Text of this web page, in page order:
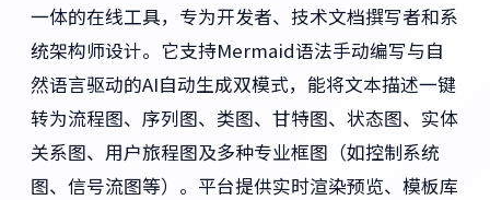
一体的在线工具，专为开发者、技术文档撰写者和系
统架构师设计。它支持Mermaid语法手动编写与自
然语言驱动的AI自动生成双模式，能将文本描述一键
转为流程图、序列图、类图、甘特图、状态图、实体
关系图、用户旅程图及多种专业框图（如控制系统
图、信号流图等）。平台提供实时渲染预览、模板库